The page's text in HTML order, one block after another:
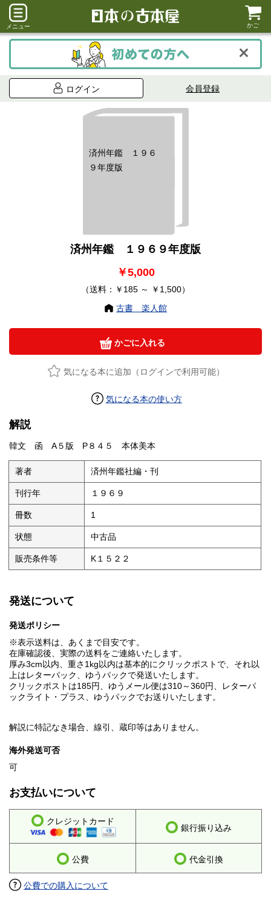
メニュー かご
ログイン 会員登録
済州年鑑 １９６
９年度版
済州年鑑 １９６９年度版
￥5,000
（送料：￥185 ～ ￥1,500）
古書 楽人館
かごに入れる
気になる本に追加（ログインで利用可能）
気になる本の使い方
解説
韓文 函 A５版 P８４５ 本体美本
著者 済州年鑑社編・刊
刊行年 １９６９
冊数 1
状態 中古品
販売条件等 K１５２２
発送について
発送ポリシー
※表示送料は、あくまで目安です。
在庫確認後、実際の送料をご連絡いたします。
厚み3cm以内、重さ1kg以内は基本的にクリックポストで、それ以
上はレターパック、ゆうパックで発送いたします。
クリックポストは185円、ゆうメール便は310～360円、レターパ
ックライト・プラス、ゆうパックでお送りいたします。
解説に特記なき場合、線引、蔵印等はありません。
海外発送可否
可
お支払いについて
クレジットカード
銀行振り込み
公費 代金引換
公費での購入について